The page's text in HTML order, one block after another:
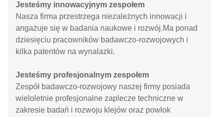
Jesteśmy innowacyjnym zespołem
Nasza firma przestrzega niezależnych innowacji i
angażuje się w badania naukowe i rozwój.Ma ponad
dziesięciu pracowników badawczo-rozwojowych i
kilka patentów na wynalazki.
Jesteśmy profesjonalnym zespołem
Zespół badawczo-rozwojowy naszej firmy posiada
wieloletnie profesjonalne zaplecze techniczne w
zakresie badań i rozwoju klejów oraz powłok